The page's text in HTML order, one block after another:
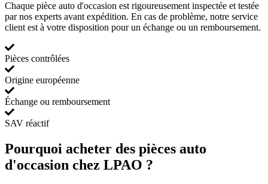
Chaque pièce auto d'occasion est rigoureusement inspectée et testée
par nos experts avant expédition. En cas de problème, notre service
client est à votre disposition pour un échange ou un remboursement.
Pièces contrôlées
Origine européenne
Échange ou remboursement
SAV réactif
Pourquoi acheter des pièces auto
d'occasion chez LPAO ?